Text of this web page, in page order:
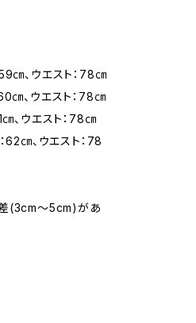
㎝、ウエスト：78㎝
㎝、ウエスト：78㎝
㎝、ウエスト：78㎝
62㎝、ウエスト：78
(3cm〜5cm)があ